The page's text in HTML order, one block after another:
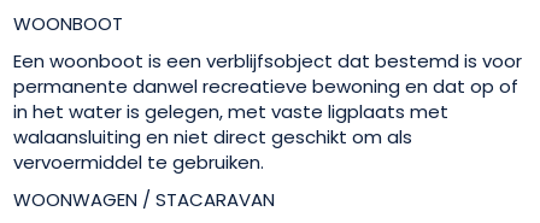
WOONBOOT
Een woonboot is een verblijfsobject dat bestemd is voor
permanente danwel recreatieve bewoning en dat op of
in het water is gelegen, met vaste ligplaats met
walaansluiting en niet direct geschikt om als
vervoermiddel te gebruiken.
WOONWAGEN / STACARAVAN